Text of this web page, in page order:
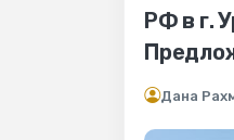
РФ в г.
Дана